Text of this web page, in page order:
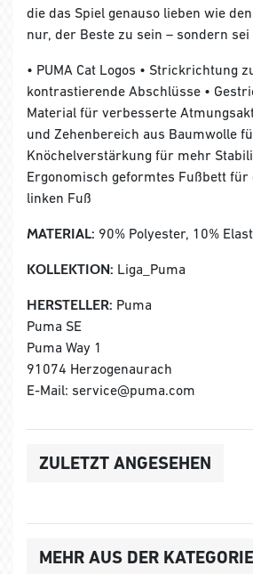
die das Spiel genauso lieben wie
nur, der Beste zu sein – sondern sei
• PUMA Cat Logos • Strickrichtung
kontrastierende Abschlüsse •
Material für verbesserte
und Zehenbereich aus Baumwolle
Knöchelverstärkung für mehr
Ergonomisch geformtes Fußbett für
linken Fuß
MATERIAL: 90% Polyester, 10%
KOLLEKTION: Liga_Puma
HERSTELLER: Puma
Puma SE
Puma Way 1
91074 Herzogenaurach
E-Mail: service@puma.com
ZULETZT ANGESEHEN
MEHR AUS DER